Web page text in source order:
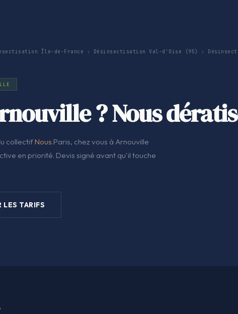
Île-de-France › Désinsectisation Val-d'Oise (95) ›
? Nous
collectifNous.Paris, chez vous à Arnouville
en priorité. Devis signé avant qu'il touche
LES TARIFS